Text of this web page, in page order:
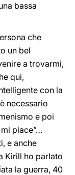
bassa
che
un bel
a trovarmi,
qui,
con la
necessario
e poi
piace”…
e anche
Kirill ho parlato
la guerra, 40